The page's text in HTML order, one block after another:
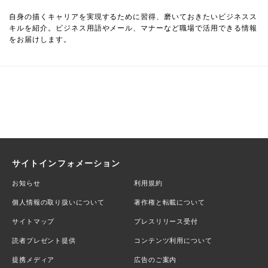
自身の描くキャリアを実現するために習得、磨いておきたいビジネスス
キルを紹介。ビジネス用語やメール、マナーなど職場で活用できる情報
をお届けします。
サイトインフォメーション
お知らせ 利用規約
個人情報の取り扱いについて 著作権と転載について
サイトマップ プレスリリース受付
読者プレゼント提供 コンテンツ利用について
提携メディア 広告のご案内